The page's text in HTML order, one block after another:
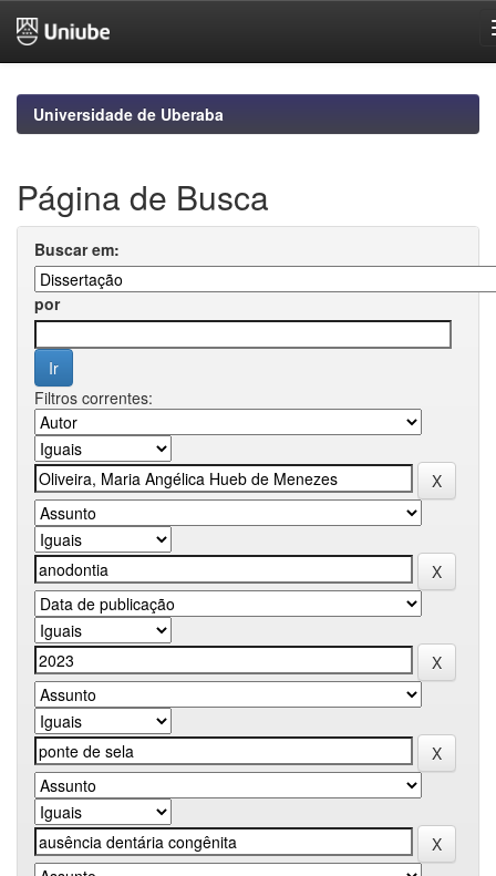
navigationUniversidade de Uberaba
Página de Busca
Buscar em:
por
Filtros correntes: